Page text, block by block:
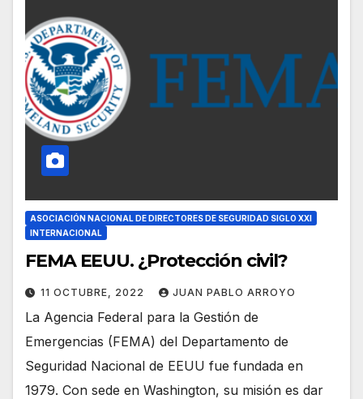
ASOCIACIÓN NACIONAL DE DIRECTORES DE SEGURIDAD SIGLO XXI
INTERNACIONAL
FEMA EEUU. ¿Protección civil?
11 OCTUBRE, 2022 JUAN PABLO ARROYO
La Agencia Federal para la Gestión de
Emergencias (FEMA) del Departamento de
Seguridad Nacional de EEUU fue fundada en
1979. Con sede en Washington, su misión es dar